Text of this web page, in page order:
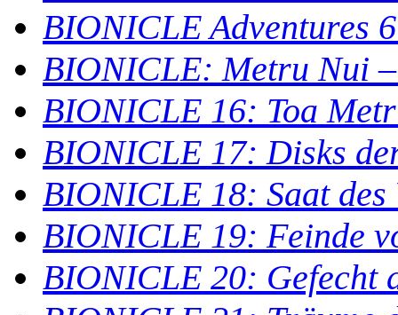
BIONICLE Adventures
BIONICLE: Metru Nui
BIONICLE 16: Toa
BIONICLE 17: Disks
BIONICLE 18: Saat des
BIONICLE 19: Feinde
BIONICLE 20: Gefecht